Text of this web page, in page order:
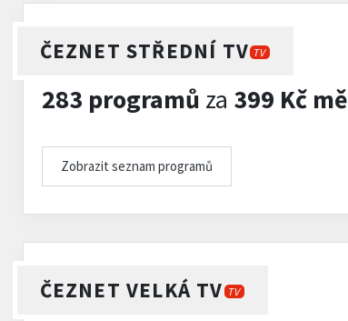
ČEZNET STŘEDNÍ TV TV
283 programů za 399 Kč
Zobrazit seznam programů
ČEZNET VELKÁ TV TV